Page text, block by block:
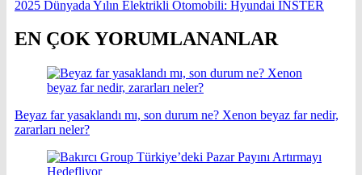
2025 Dünyada Yılın Elektrikli Otomobili: Hyundai INSTER
EN ÇOK YORUMLANANLAR
Beyaz far yasaklandı mı, son durum ne? Xenon beyaz far nedir,
zararları neler?